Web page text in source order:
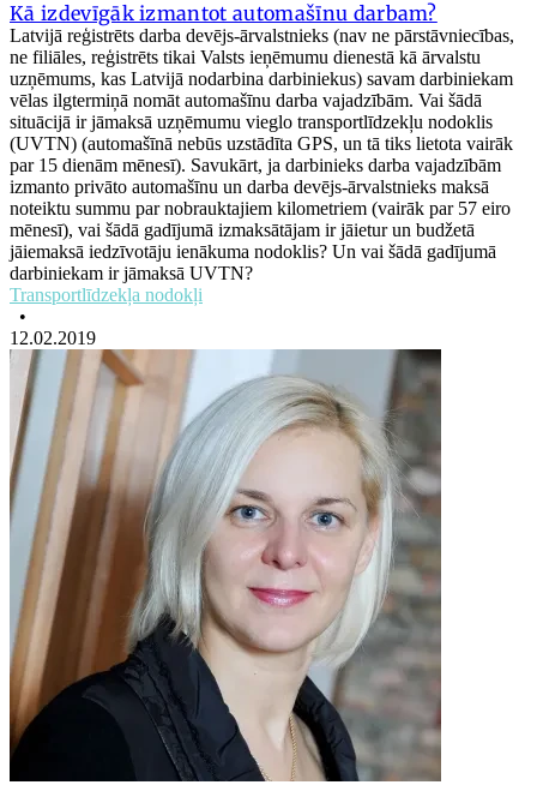
Kā izdevīgāk izmantot automašīnu darbam?
Latvijā reģistrēts darba devējs-ārvalstnieks (nav ne pārstāvniecības,
ne filiāles, reģistrēts tikai Valsts ieņēmumu dienestā kā ārvalstu
uzņēmums, kas Latvijā nodarbina darbiniekus) savam darbiniekam
vēlas ilgtermiņā nomāt automašīnu darba vajadzībām. Vai šādā
situācijā ir jāmaksā uzņēmumu vieglo transportlīdzekļu nodoklis
(UVTN) (automašīnā nebūs uzstādīta GPS, un tā tiks lietota vairāk
par 15 dienām mēnesī). Savukārt, ja darbinieks darba vajadzībām
izmanto privāto automašīnu un darba devējs-ārvalstnieks maksā
noteiktu summu par nobrauktajiem kilometriem (vairāk par 57 eiro
mēnesī), vai šādā gadījumā izmaksātājam ir jāietur un budžetā
jāiemaksā iedzīvotāju ienākuma nodoklis? Un vai šādā gadījumā
darbiniekam ir jāmaksā UVTN?
Transportlīdzekļa nodokļi
•
12.02.2019